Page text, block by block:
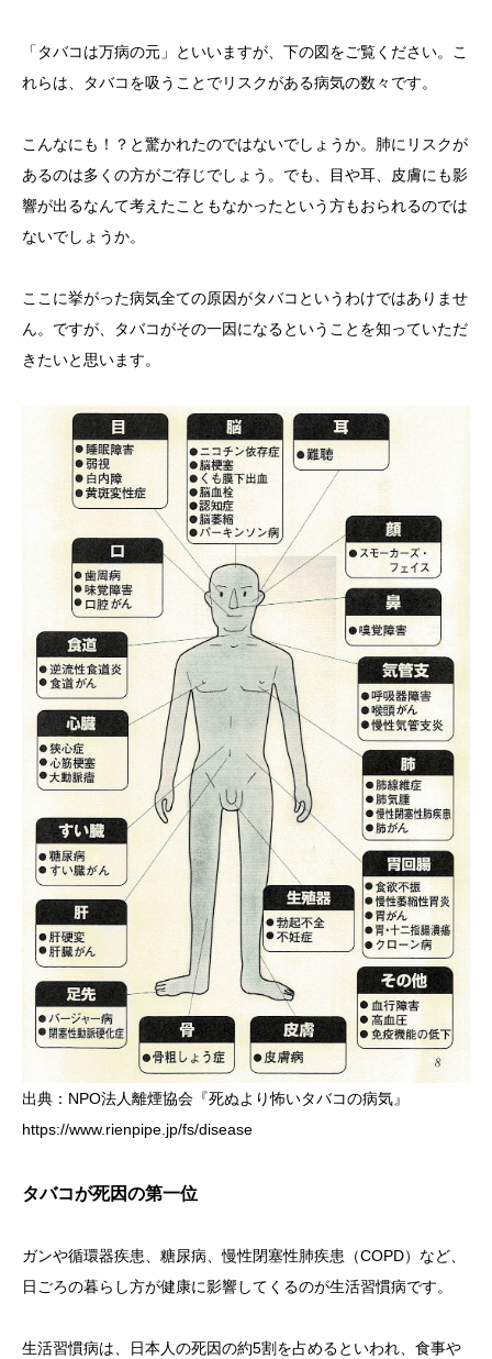
「タバコは万病の元」といいますが、下の図をご覧ください。こ
れらは、タバコを吸うことでリスクがある病気の数々です。
こんなにも！？と驚かれたのではないでしょうか。肺にリスクが
あるのは多くの方がご存じでしょう。でも、目や耳、皮膚にも影
響が出るなんて考えたこともなかったという方もおられるのでは
ないでしょうか。
ここに挙がった病気全ての原因がタバコというわけではありませ
ん。ですが、タバコがその一因になるということを知っていただ
きたいと思います。
出典：NPO法人離煙協会『死ぬより怖いタバコの病気』
https://www.rienpipe.jp/fs/disease
タバコが死因の第一位
ガンや循環器疾患、糖尿病、慢性閉塞性肺疾患（COPD）など、
日ごろの暮らし方が健康に影響してくるのが生活習慣病です。
生活習慣病は、日本人の死因の約5割を占めるといわれ、食事や